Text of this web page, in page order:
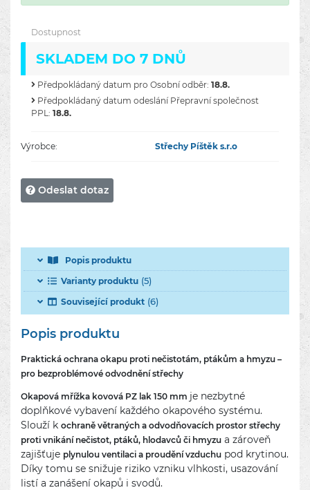
Dostupnost
SKLADEM DO 7 DNŮ
Předpokládaný datum pro Osobní odběr: 18.8.
Předpokládaný datum odeslání Přepravní společnost
PPL: 18.8.
Výrobce: Střechy Píštěk s.r.o
Odeslat dotaz
Popis produktu
Varianty produktu (5)
Související produkt (6)
Popis produktu
Praktická ochrana okapu proti nečistotám, ptákům a hmyzu –
pro bezproblémové odvodnění střechy
Okapová mřížka kovová PZ lak 150 mm je nezbytné
doplňkové vybavení každého okapového systému.
Slouží k ochraně větraných a odvodňovacích prostor střechy
proti vnikání nečistot, ptáků, hlodavců či hmyzu a zároveň
zajišťuje plynulou ventilaci a proudění vzduchu pod krytinou.
Díky tomu se snižuje riziko vzniku vlhkosti, usazování
listí a zanášení okapů i svodů.